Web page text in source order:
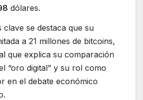
dólares.
clave se destaca que su
a 21 millones de bitcoins,
que explica su comparación
“oro digital” y su rol como
en el debate económico